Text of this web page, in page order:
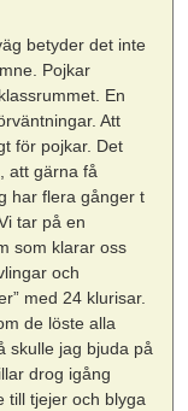
betyder det inte
Pojkar
En
Att
för pojkar. Det
att gärna få
har flera gånger t
tar på en
som klarar oss
och
med 24 klurisar.
de löste alla
skulle jag bjuda på
drog igång
till tjejer och blyga